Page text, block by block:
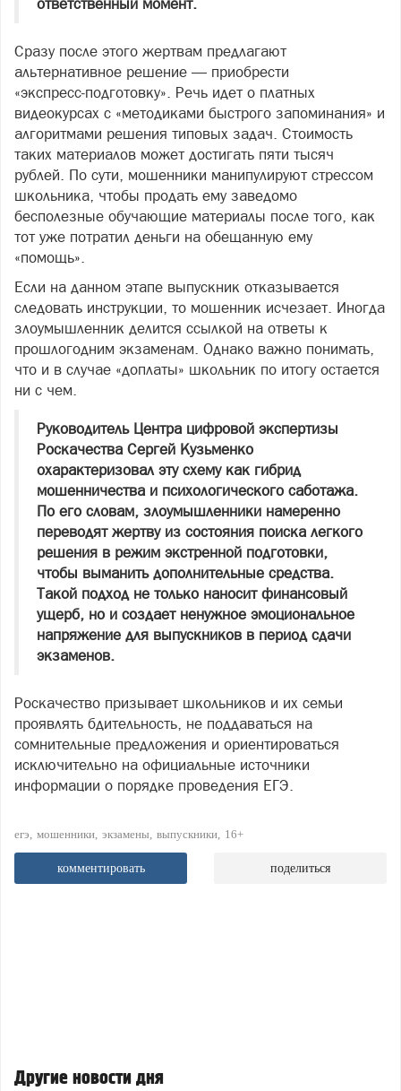
ответственный момент.
Сразу после этого жертвам предлагают
альтернативное решение — приобрести
«экспресс‑подготовку». Речь идет о платных
видеокурсах с «методиками быстрого запоминания» и
алгоритмами решения типовых задач. Стоимость
таких материалов может достигать пяти тысяч
рублей. По сути, мошенники манипулируют стрессом
школьника, чтобы продать ему заведомо
бесполезные обучающие материалы после того, как
тот уже потратил деньги на обещанную ему
«помощь».
Если на данном этапе выпускник отказывается
следовать инструкции, то мошенник исчезает. Иногда
злоумышленник делится ссылкой на ответы к
прошлогодним экзаменам. Однако важно понимать,
что и в случае «доплаты» школьник по итогу остается
ни с чем.
Руководитель Центра цифровой экспертизы
Роскачества Сергей Кузьменко
охарактеризовал эту схему как гибрид
мошенничества и психологического саботажа.
По его словам, злоумышленники намеренно
переводят жертву из состояния поиска легкого
решения в режим экстренной подготовки,
чтобы выманить дополнительные средства.
Такой подход не только наносит финансовый
ущерб, но и создает ненужное эмоциональное
напряжение для выпускников в период сдачи
экзаменов.
Роскачество призывает школьников и их семьи
проявлять бдительность, не поддаваться на
сомнительные предложения и ориентироваться
исключительно на официальные источники
информации о порядке проведения ЕГЭ.
егэ мошенники экзамены выпускники 16+
комментировать поделиться
Другие новости дня